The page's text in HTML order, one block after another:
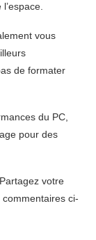
vous
de formater
du PC,
pour des
votre
ci-